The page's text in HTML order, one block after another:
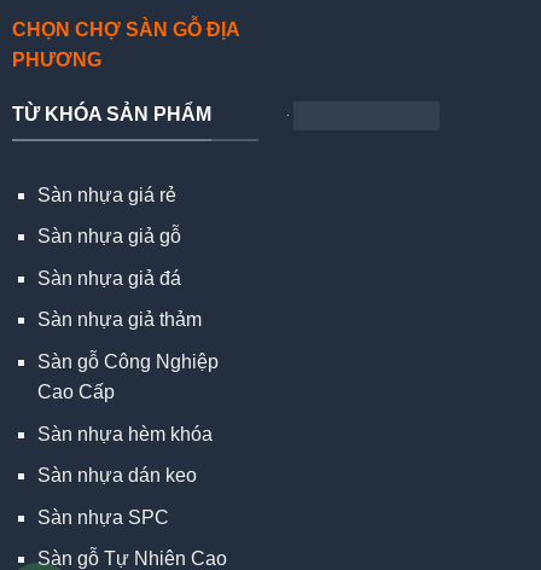
CHỌN CHỢ SÀN GỖ ĐỊA
PHƯƠNG
TỪ KHÓA SẢN PHẨM
Sàn nhựa giá rẻ
Sàn nhựa giả gỗ
Sàn nhựa giả đá
Sàn nhựa giả thảm
Sàn gỗ Công Nghiệp
Cao Cấp
Sàn nhựa hèm khóa
Sàn nhựa dán keo
Sàn nhựa SPC
Sàn gỗ Tự Nhiên Cao